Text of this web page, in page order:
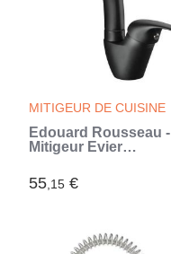
MITIGEUR DE CUISINE
Edouard Rousseau -
Mitigeur Evier
(Noir)
55,15 €